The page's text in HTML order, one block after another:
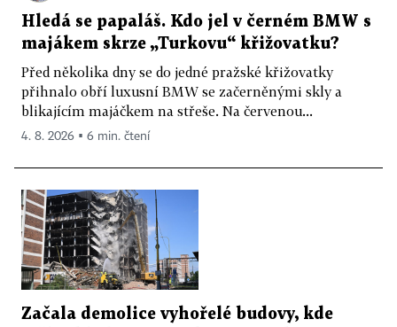
Hledá se papaláš. Kdo jel v černém BMW s
majákem skrze „Turkovu“ křižovatku?
Před několika dny se do jedné pražské křižovatky
přihnalo obří luxusní BMW se začerněnými skly a
blikajícím majáčkem na střeše. Na červenou...
4. 8. 2026 ▪ 6 min. čtení
Začala demolice vyhořelé budovy, kde